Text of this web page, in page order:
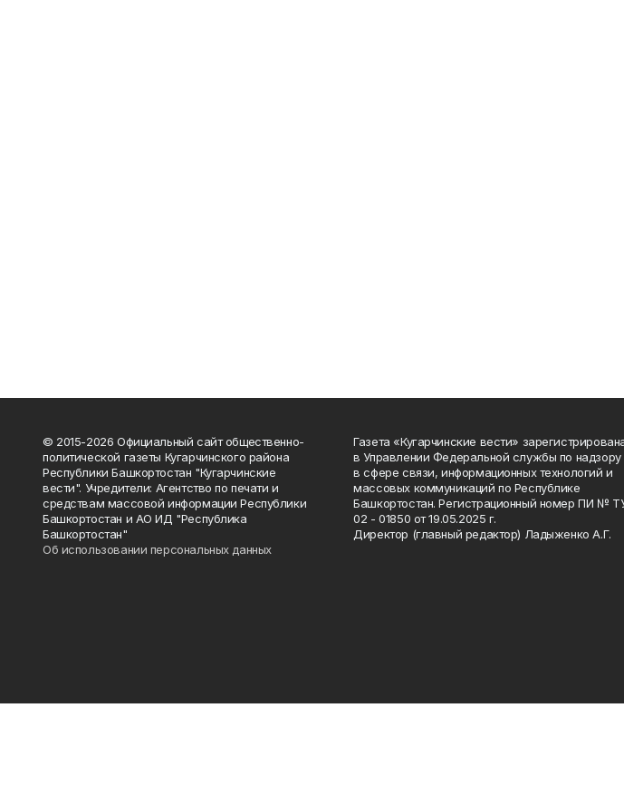
© 2015-2026 Официальный сайт общественно-
политической газеты Кугарчинского района
Республики Башкортостан "Кугарчинские
вести". Учредители: Агентство по печати и
средствам массовой информации Республики
Башкортостан и АО ИД "Республика
Башкортостан"
Об использовании персональных данных
Газета «Кугарчинские вести»
в Управлении Федеральной службы по надзору
в сфере связи, информационных технологий и
массовых коммуникаций по Республике
Башкортостан. Регистрационный номер ПИ №
02 - 01850 от 19.05.2025 г.
Директор (главный редактор) Ладыженко А.Г.